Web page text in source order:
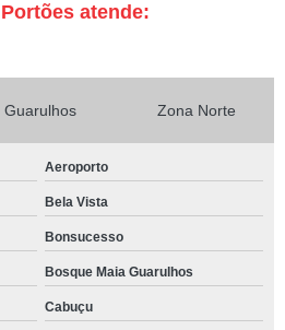
atende:
Guarulhos Zona Norte
Aeroporto
Bela Vista
Bonsucesso
Bosque Maia Guarulhos
Cabuçu